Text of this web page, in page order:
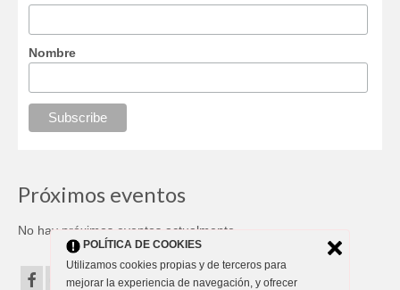
Nombre
Próximos eventos
No hay próximos eventos actualmente.
POLÍTICA DE COOKIES
Utilizamos cookies propias y de terceros para
mejorar la experiencia de navegación, y ofrecer